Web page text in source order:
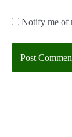
Notify me of